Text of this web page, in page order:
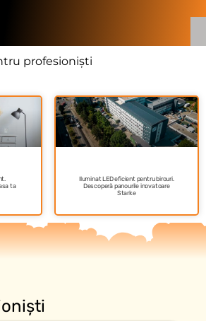
profesioniști
ta
Iluminat LED eficient pentru birouri.
Descoperă panourile inovatoare
Starke